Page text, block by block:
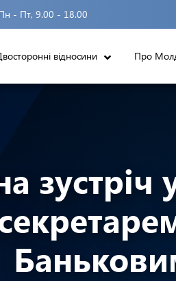
- Пт, 9.00 - 18.00
відносини Про
зустріч